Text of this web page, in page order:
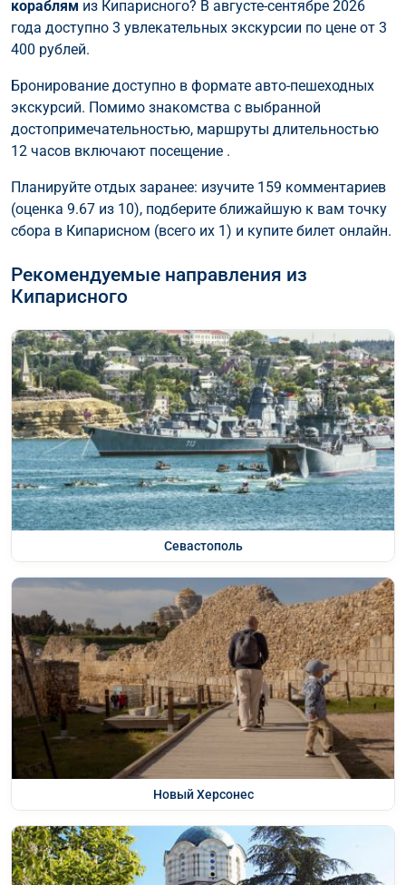
кораблям из Кипарисного? В августе-сентябре 2026
года доступно 3 увлекательных экскурсии по цене от 3
400 рублей.
Бронирование доступно в формате авто-пешеходных
экскурсий. Помимо знакомства с выбранной
достопримечательностью, маршруты длительностью
12 часов включают посещение .
Планируйте отдых заранее: изучите 159 комментариев
(оценка 9.67 из 10), подберите ближайшую к вам точку
сбора в Кипарисном (всего их 1) и купите билет онлайн.
Рекомендуемые направления из
Кипарисного
Севастополь
Новый Херсонес